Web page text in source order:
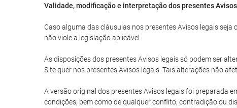
Validade, modificação e interpretação dos presentes
Caso alguma das cláusulas nos presentes Avisos legais
não viole a legislação aplicável.
As disposições dos presentes Avisos legais só podem ser
Site quer nos presentes Avisos legais. Tais alterações não
A versão original dos presentes Avisos legais foi preparada
condições, bem como de qualquer conflito, contradição ou